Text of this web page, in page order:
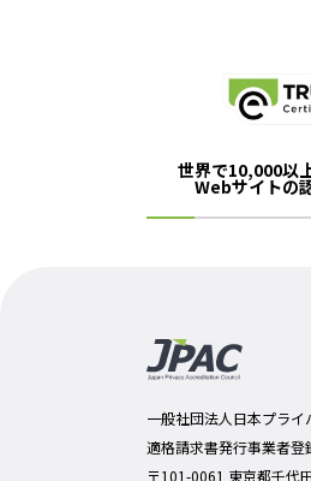
世界で10,000以
Webサイトの
一般社団法人日本プライ
適格請求書発行事業者
〒101-0061 東京都千代